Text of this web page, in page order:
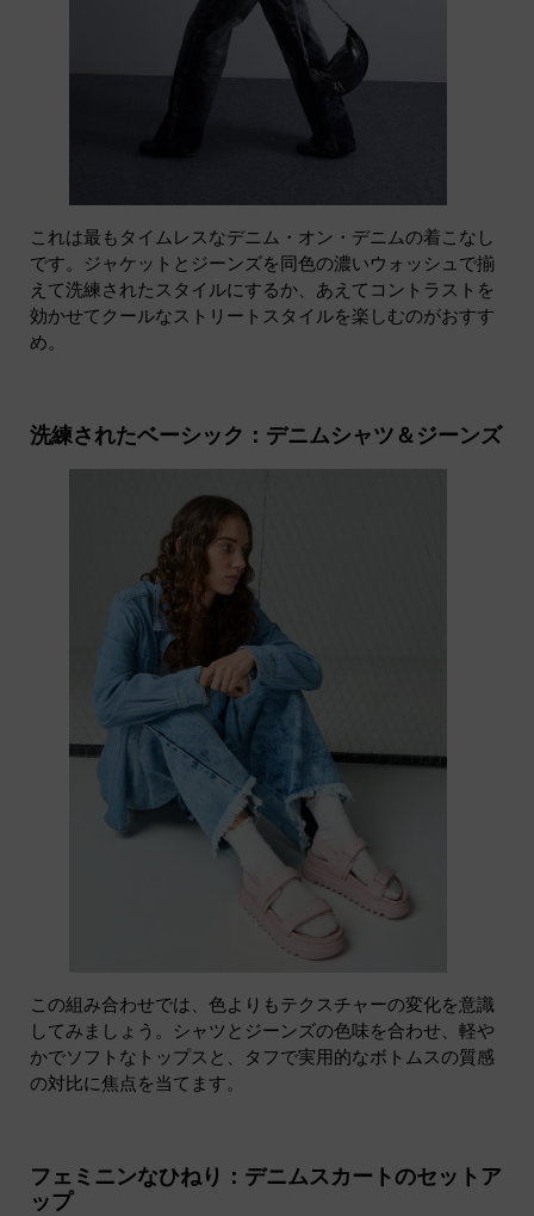
これは最もタイムレスなデニム・オン・デニムの着こなし
です。ジャケットとジーンズを同色の濃いウォッシュで揃
えて洗練されたスタイルにするか、あえてコントラストを
効かせてクールなストリートスタイルを楽しむのがおすす
め。
洗練されたベーシック：デニムシャツ＆ジーンズ
この組み合わせでは、色よりもテクスチャーの変化を意識
してみましょう。シャツとジーンズの色味を合わせ、軽や
かでソフトなトップスと、タフで実用的なボトムスの質感
の対比に焦点を当てます。
フェミニンなひねり：デニムスカートのセットア
ップ